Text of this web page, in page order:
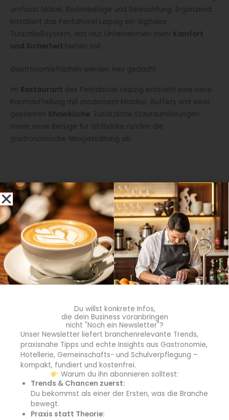
umfasst Möbel, Bodenbeläge und Beleuchtung. Ergänzend
installiert das Pentahotel Leipzig ein digitales
Türschließsystem, das laut Unternehmen mehr Komfort
und Sicherheit bieten soll.
Gastronomieflächen werden neu gedacht
Im Restaurant des Pentahotel Leipzig entsteht eine neue
Raumaufteilung mit modernem Mobiliar, Buffets und einer
geplanten Showküche . Zusätzliche Stauraumlösungen
sowie neue Bezüge für Sitzbänke runden die
gastronomische Neugestaltung ab.
Stimmen aus dem Management
„Als Regional General Manager gratuliere ich dem
gesamten Team des Pentahotels Leipzig herzlich. Die
Modernisierung zeigt, wie wir Stil, Komfort und
Nachhaltigkeit miteinander verbinden. Von Leipziger
Design-Highlights bis zum digitalen Türschließsystem – wir
General Manager von den Pentahotels Leipzig, Kassel,
Eisenach und Wiesbaden.
Zeitplan und Zielsetzung bis Ende 2025
Das Pentahotel Leipzig plant, sämtliche Maßnahmen bis
Dezember 2025 abzuschließen. Damit will das Pentahotel
Leipzig ein modernes Umfeld für Business- und Leisure-
Gäste schaffen und zugleich das
Du willst konkrete Infos,
die dein Business voranbringen
nicht "Noch ein Newsletter"?
Unser Newsletter liefert branchenrelevante Trends,
praxisnahe Tipps und echte Insights aus Gastronomie,
Hotellerie, Gemeinschafts- und Schulverpflegung –
kompakt, fundiert und kostenfrei.
Warum du ihn abonnieren solltest:
Trends & Chancen zuerst:
Du bekommst als einer der Ersten, was die Branche
bewegt.
Praxis statt Theorie: